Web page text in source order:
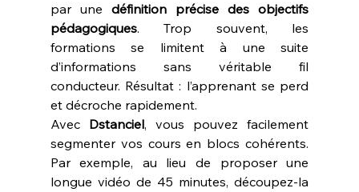
par une définition précise des objectifs
pédagogiques. Trop souvent, les
formations se limitent à une suite
d’informations sans véritable fil
conducteur. Résultat : l’apprenant se perd
et décroche rapidement.
Avec Dstanciel, vous pouvez facilement
segmenter vos cours en blocs cohérents.
Par exemple, au lieu de proposer une
longue vidéo de 45 minutes, découpez-la